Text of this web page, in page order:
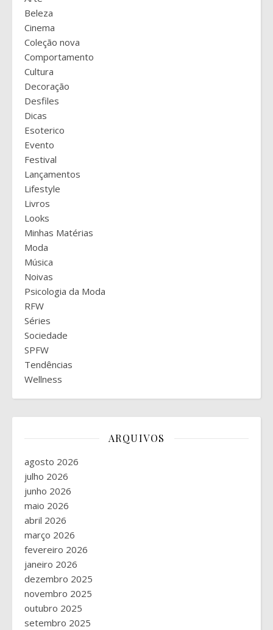
Beleza
Cinema
Coleção nova
Comportamento
Cultura
Decoração
Desfiles
Dicas
Esoterico
Evento
Festival
Lançamentos
Lifestyle
Livros
Looks
Minhas Matérias
Moda
Música
Noivas
Psicologia da Moda
RFW
Séries
Sociedade
SPFW
Tendências
Wellness
ARQUIVOS
agosto 2026
julho 2026
junho 2026
maio 2026
abril 2026
março 2026
fevereiro 2026
janeiro 2026
dezembro 2025
novembro 2025
outubro 2025
setembro 2025